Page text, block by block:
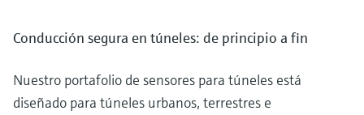
Conducción segura en túneles: de principio a fin
Nuestro portafolio de sensores para túneles está
diseñado para túneles urbanos, terrestres e